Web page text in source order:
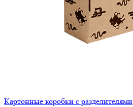
Картонные коробки с разделителями